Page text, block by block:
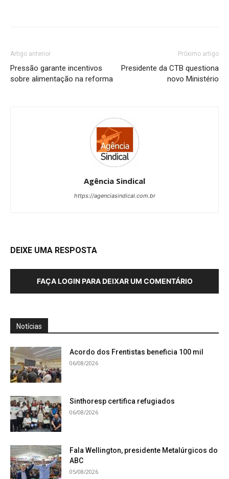
Artigo anterior
Pressão garante incentivos
sobre alimentação na reforma
Próximo artigo
Presidente da CTB questiona
novo Ministério
Agência Sindical
https://agenciasindical.com.br
DEIXE UMA RESPOSTA
FAÇA LOGIN PARA DEIXAR UM COMENTÁRIO
Notícias
Acordo dos Frentistas beneficia 100 mil
06/08/2026
Sinthoresp certifica refugiados
06/08/2026
Fala Wellington, presidente Metalúrgicos do
ABC
05/08/2026